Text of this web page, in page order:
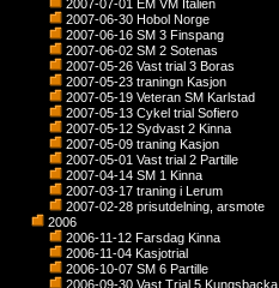
2007-07-01 EM VM Italien
2007-06-30 Hobol Norge
2007-06-16 SM 3 Finspang
2007-06-02 SM 2 Sotenas
2007-05-26 Vast trial 3 Boras
2007-05-23 traningn Kasjon
2007-05-19 Veteran SM Karlstad
2007-05-13 Cykel trial Sofiero
2007-05-12 Sydvast 2 Kinna
2007-05-09 traning Kasjon
2007-05-01 Vast trial 2 Partille
2007-04-14 SM 1 Kinna
2007-03-17 traning i Lerum
2007-02-28 prisutdelning, arsmote
2006
2006-11-12 Farsdag Kinna
2006-11-04 Kasjotrial
2006-10-07 SM 6 Partille
2006-09-30 Vast Trial 5 Kungsbacka